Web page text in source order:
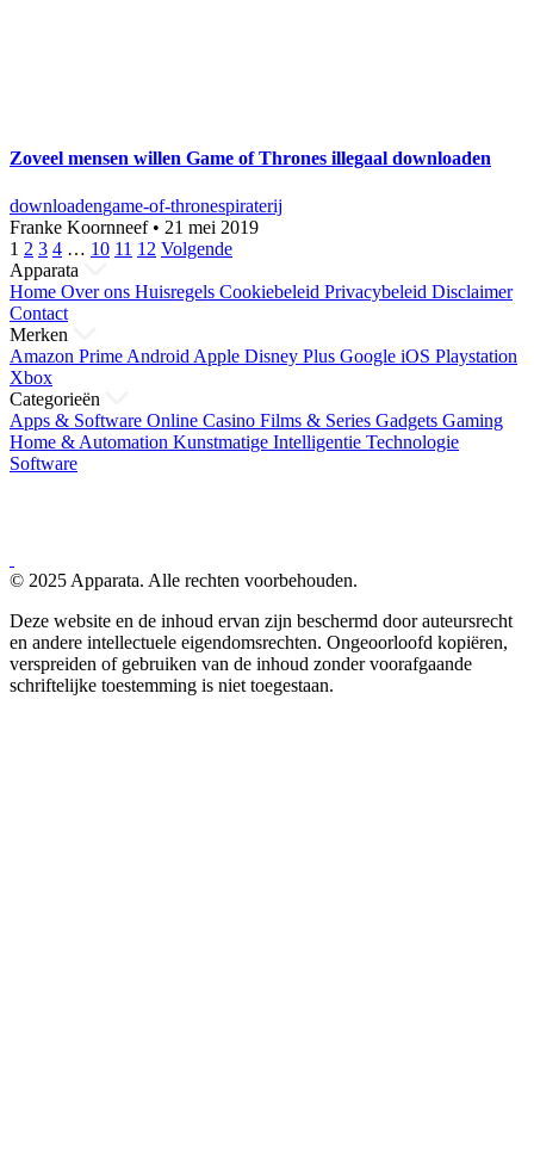
Zoveel mensen willen Game of Thrones illegaal downloaden
downloadengame-of-thronespiraterij
Franke Koornneef• 21 mei 2019
Berichten
paginering
1 2 3 4 … 10 11 12 Volgende
Apparata
Home Over ons Huisregels Cookiebeleid Privacybeleid Disclaimer
Contact
Merken
Amazon Prime Android Apple Disney Plus Google iOS Playstation
Xbox
Categorieën
Apps & Software Online Casino Films & Series Gadgets Gaming
Home & Automation Kunstmatige Intelligentie Technologie
Software
© 2025 Apparata. Alle rechten voorbehouden.
Deze website en de inhoud ervan zijn beschermd door auteursrecht
en andere intellectuele eigendomsrechten. Ongeoorloofd kopiëren,
verspreiden of gebruiken van de inhoud zonder voorafgaande
schriftelijke toestemming is niet toegestaan.